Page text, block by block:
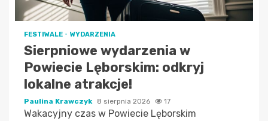
FESTIWALE WYDARZENIA
Sierpniowe wydarzenia w
Powiecie Lęborskim: odkryj
lokalne atrakcje!
Paulina Krawczyk 8 sierpnia 2026 17
Wakacyjny czas w Powiecie Lęborskim